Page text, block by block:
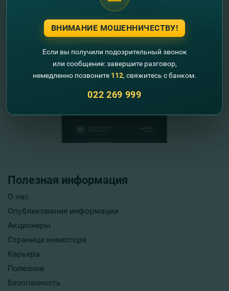
Полезная информация
О нас
Опубликование информации
Акционеры
Страница инвестора
Карьера
Полезное
Безопасность
ВНИМАНИЕ МОШЕННИЧЕСТВУ!
Если вы получили подозрительный звонок
или сообщение: завершите разговор,
немедленно позвоните 112, свяжитесь с банком.
022 269 999